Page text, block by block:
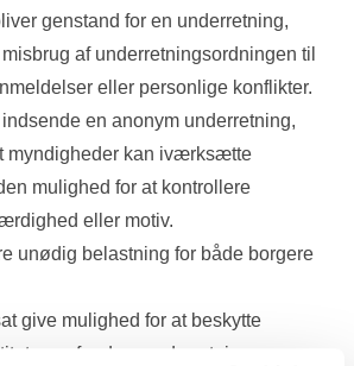
genstand for en underretning,
af underretningsordningen til
eller personlige konflikter.
indsende en anonym underretning,
myndigheder kan iværksætte
mulighed for at kontrollere
eller motiv.
unødig belastning for både borgere
give mulighed for at beskytte
over for den, underretningen